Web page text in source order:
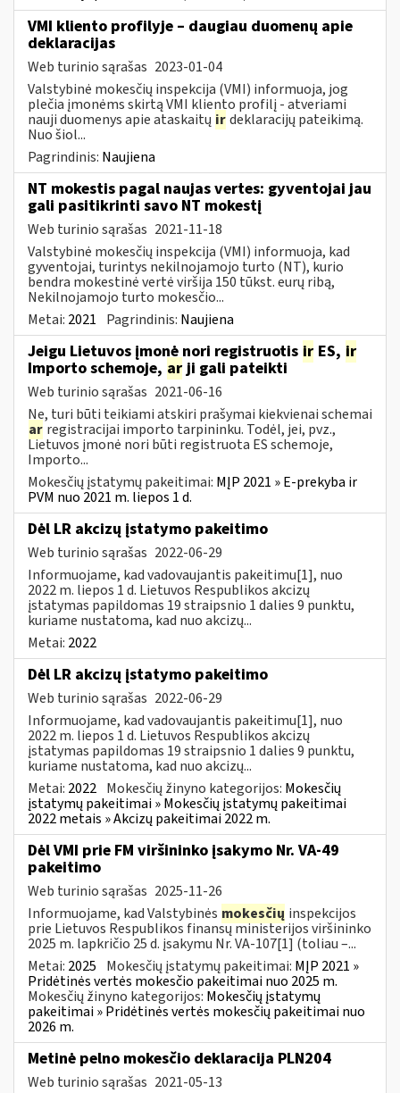
VMI kliento profilyje – daugiau duomenų apie
deklaracijas
Web turinio sąrašas 2023-01-04
Valstybinė mokesčių inspekcija (VMI) informuoja, jog
plečia įmonėms skirtą VMI kliento profilį - atveriami
nauji duomenys apie ataskaitų irdeklaracijų pateikimą.
Nuo šiol...
Pagrindinis: Naujiena
NT mokestis pagal naujas vertes: gyventojai jau
gali pasitikrinti savo NT mokestį
Web turinio sąrašas 2021-11-18
Valstybinė mokesčių inspekcija (VMI) informuoja, kad
gyventojai, turintys nekilnojamojo turto (NT), kurio
bendra mokestinė vertė viršija 150 tūkst. eurų ribą,
Nekilnojamojo turto mokesčio...
Metai: 2021 Pagrindinis: Naujiena
Jeigu Lietuvos įmonė nori registruotis ir ES, ir
Importo schemoje, arji gali pateikti
Web turinio sąrašas 2021-06-16
Ne, turi būti teikiami atskiri prašymai kiekvienai schemai
ar registracijai importo tarpininku. Todėl, jei, pvz.,
Lietuvos įmonė nori būti registruota ES schemoje,
Importo...
Mokesčių įstatymų pakeitimai: MĮP 2021 » E-prekyba ir
PVM nuo 2021 m. liepos 1 d.
Dėl LR akcizų įstatymo pakeitimo
Web turinio sąrašas 2022-06-29
Informuojame, kad vadovaujantis pakeitimu[1], nuo
2022 m. liepos 1 d. Lietuvos Respublikos akcizų
įstatymas papildomas 19 straipsnio 1 dalies 9 punktu,
kuriame nustatoma, kad nuo akcizų...
Metai: 2022
Dėl LR akcizų įstatymo pakeitimo
Web turinio sąrašas 2022-06-29
Informuojame, kad vadovaujantis pakeitimu[1], nuo
2022 m. liepos 1 d. Lietuvos Respublikos akcizų
įstatymas papildomas 19 straipsnio 1 dalies 9 punktu,
kuriame nustatoma, kad nuo akcizų...
Metai: 2022 Mokesčių žinyno kategorijos: Mokesčių
įstatymų pakeitimai » Mokesčių įstatymų pakeitimai
2022 metais » Akcizų pakeitimai 2022 m.
Dėl VMI prie FM viršininko įsakymo Nr. VA-49
pakeitimo
Web turinio sąrašas 2025-11-26
Informuojame, kad Valstybinės mokesčių inspekcijos
prie Lietuvos Respublikos finansų ministerijos viršininko
2025 m. lapkričio 25 d. įsakymu Nr. VA-107[1] (toliau –...
Metai: 2025 Mokesčių įstatymų pakeitimai: MĮP 2021 »
Pridėtinės vertės mokesčio pakeitimai nuo 2025 m.
Mokesčių žinyno kategorijos: Mokesčių įstatymų
pakeitimai » Pridėtinės vertės mokesčių pakeitimai nuo
2026 m.
Metinė pelno mokesčio deklaracija PLN204
Web turinio sąrašas 2021-05-13